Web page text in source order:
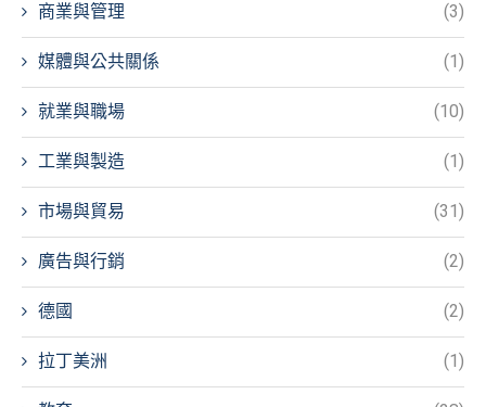
商業與管理 (3)
媒體與公共關係 (1)
就業與職場 (10)
工業與製造 (1)
市場與貿易 (31)
廣告與行銷 (2)
德國 (2)
拉丁美洲 (1)